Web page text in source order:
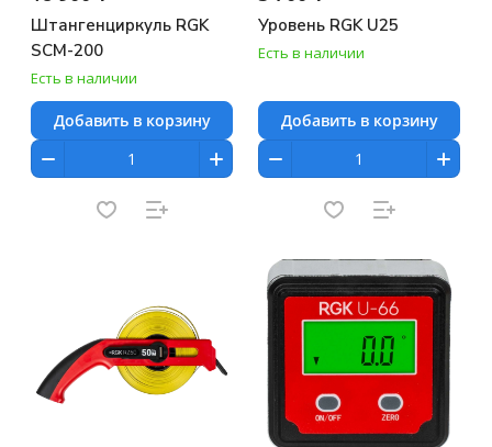
Штангенциркуль RGK
SCM-200
Есть в наличии
Добавить в корзину
Уровень RGK U25
Есть в наличии
Добавить в корзину